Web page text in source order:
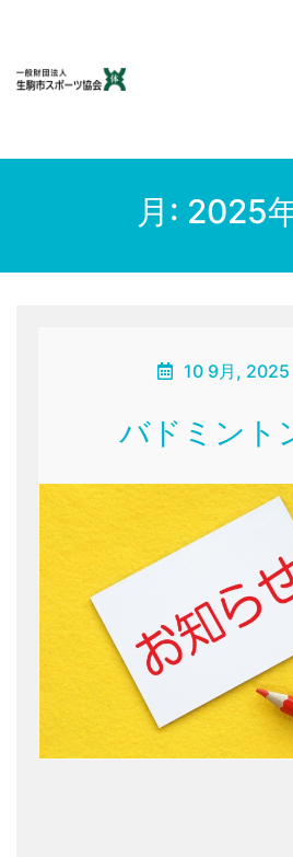
月: 2025
10 9月, 2025
バドミント